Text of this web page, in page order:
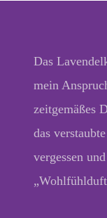
Das
mein
zeitgemäßes
das
vergessen